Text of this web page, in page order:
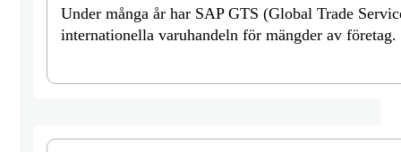
Under många år har SAP GTS (Global Trade
internationella varuhandeln för mängder av